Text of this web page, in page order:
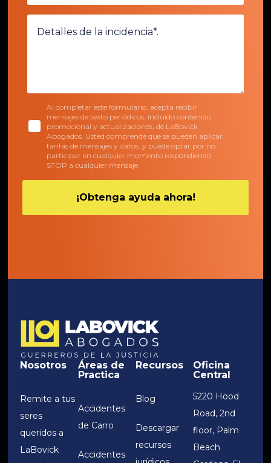
Al completar este formulario, acepta recibir
mensajes de texto periódicos, incluido contenido
promocional y actualizaciones, de LaBovick
Abogados. Usted comprende que se pueden aplicar
tarifas de mensajes y datos, y puede optar por no
participar en cualquier momento respondiendo
STOP a cualquier mensaje.
Nosotros
Remite a tus
seres
queridos a
LaBovick
Áreas de
Practica
Accidentes
de Carro
Accidentes
Recursos
Blog
Descargar
recursos
Oficina
Central
5220 Hood
Road, 2nd
floor, Palm
Beach